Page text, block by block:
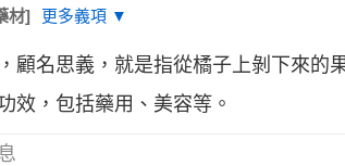
材] 更多義項 ▼
顧名思義，就是指從橘子上剝下來的
效，包括藥用、美容等。